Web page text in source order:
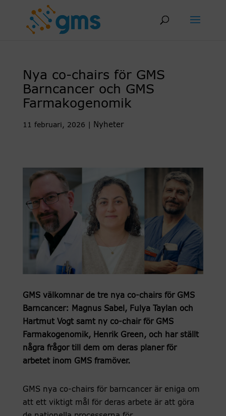
Nya co-chairs för GMS
Barncancer och GMS
Farmakogenomik
11 februari, 2026 Nyheter
GMS välkomnar de tre nya co-chairs för GMS
Barncancer: Magnus Sabel, Fulya Taylan och
Hartmut Vogt samt ny co-chair för GMS
Farmakogenomik, Henrik Green, och har ställt
några frågor till dem om deras planer för
arbetet inom GMS framöver.
GMS nya co-chairs för barncancer är eniga om
att ett viktigt mål för deras arbete är att göra